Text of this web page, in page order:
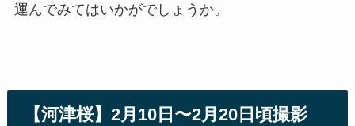
運んでみてはいかがでしょうか。
【河津桜】2月10日〜2月20日頃撮影